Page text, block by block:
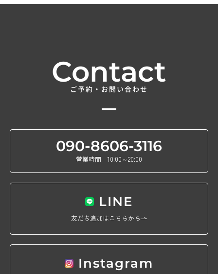
Contact
ご予約・お問い合わせ
090-8606-3116
営業時間 10:00～20:00
LINE
友だち追加はこちらから
Instagram